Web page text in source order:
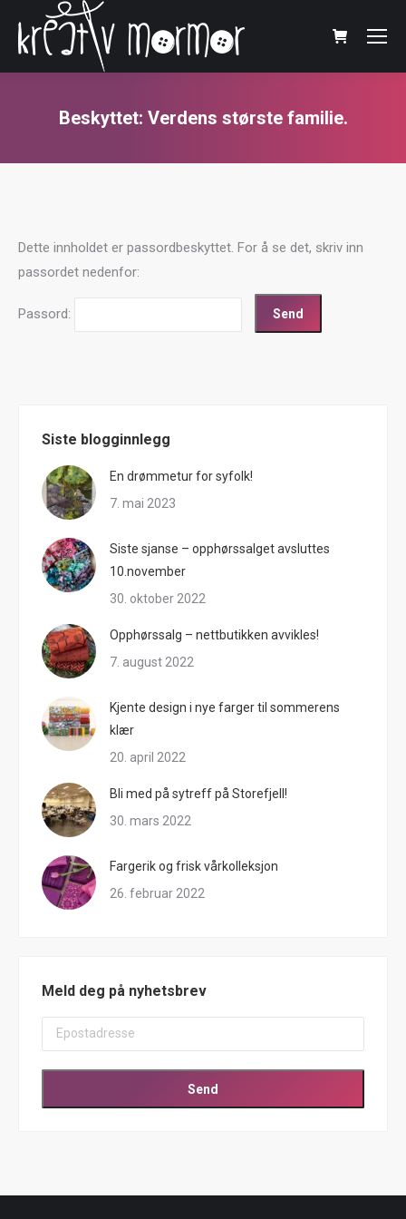
Beskyttet: Verdens største familie.
Dette innholdet er passordbeskyttet. For å se det, skriv inn
passordet nedenfor:
Passord:
Siste blogginnlegg
En drømmetur for syfolk!
7. mai 2023
Siste sjanse – opphørssalget avsluttes
10.november
30. oktober 2022
Opphørssalg – nettbutikken avvikles!
7. august 2022
Kjente design i nye farger til sommerens
klær
20. april 2022
Bli med på sytreff på Storefjell!
30. mars 2022
Fargerik og frisk vårkolleksjon
26. februar 2022
Meld deg på nyhetsbrev